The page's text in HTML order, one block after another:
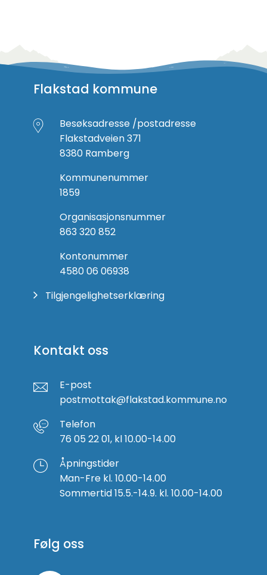
Flakstad kommune
Besøksadresse /postadresse
Flakstadveien 371
8380 Ramberg
Kommunenummer
1859
Organisasjonsnummer
863 320 852
Kontonummer
4580 06 06938
Tilgjengelighetserklæring
Kontakt oss
E-post
postmottak@flakstad.kommune.no
Telefon
76 05 22 01, kl 10.00-14.00
Åpningstider
Man-Fre kl. 10.00-14.00
Sommertid 15.5.-14.9. kl. 10.00-14.00
Følg oss